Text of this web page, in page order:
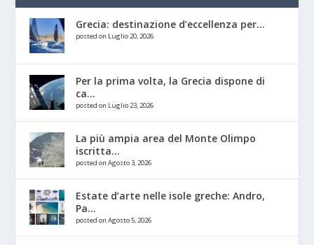
Grecia: destinazione d’eccellenza per...
posted on Luglio 20, 2026
Per la prima volta, la Grecia dispone di
ca...
posted on Luglio 23, 2026
La più ampia area del Monte Olimpo
iscritta...
posted on Agosto 3, 2026
Estate d’arte nelle isole greche: Andro,
Pa...
posted on Agosto 5, 2026